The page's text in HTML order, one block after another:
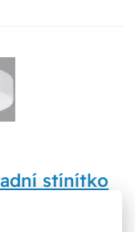
stínítko